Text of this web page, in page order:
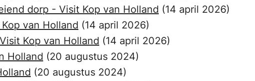
dorp - Visit Kop van Holland (14 april 2026)
van Holland (14 april 2026)
Kop van Holland (14 april 2026)
Holland (20 augustus 2024)
(20 augustus 2024)